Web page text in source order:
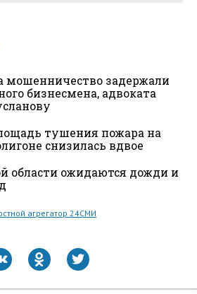
мошенничество задержали
бизнесмена, адвоката
тушения пожара на
снизилась вдвое
области ожидаются дожди и
агрегатор 24СМИ